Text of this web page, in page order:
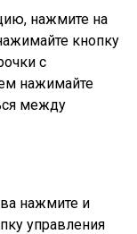
нажмите на
кнопку
с
нажимайте
между
нажмите и
управления